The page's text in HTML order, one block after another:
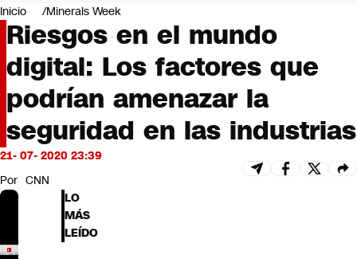
Negocios
Deportes
Programas completos
Cultura
Servicios
Bits
CNN tiempo
Futuro 360
Inicio Minerals Week
Riesgos en el mundo
digital: Los factores que
podrían amenazar la
seguridad en las industrias
21- 07- 2020 23:39
Por CNN
LO
MÁS
LEÍDO